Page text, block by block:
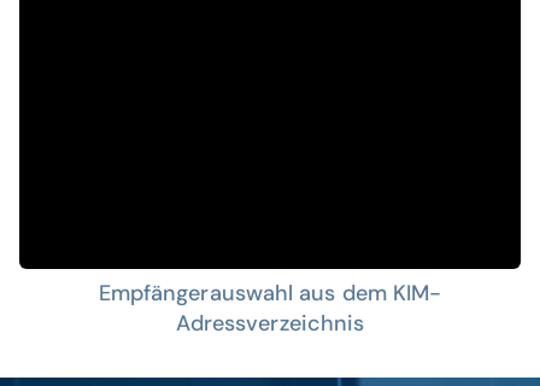
Empfängerauswahl aus dem KIM-
Adressverzeichnis